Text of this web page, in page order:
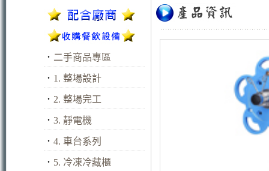
． 二手商品專區
． 1. 整場設計
． 2. 整場完工
． 3. 靜電機
． 4. 車台系列
． 5. 冷凍冷藏櫃